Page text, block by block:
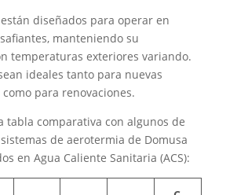
diseñados para operar en
manteniendo su
temperaturas exteriores variando.
ideales tanto para nuevas
para renovaciones.
tabla comparativa con algunos de
de aerotermia de Domusa
en Agua Caliente Sanitaria (ACS):